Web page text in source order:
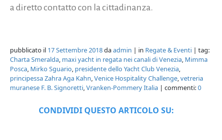
a diretto contatto con la cittadinanza.
pubblicato il 17 Settembre 2018daadmin | in Regate & Eventi | tag:
Charta Smeralda, maxi yacht in regata nei canali di Venezia, Mimma
Posca, Mirko Sguario, presidente dello Yacht Club Venezia,
principessa Zahra Aga Kahn,Venice Hospitality Challenge,vetreria
muranese F. B. Signoretti,Vranken-Pommery Italia | commenti:0
CONDIVIDI QUESTO ARTICOLO SU: